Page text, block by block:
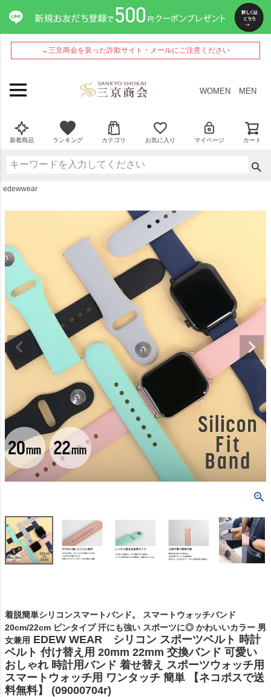
→三京商会を装った詐欺サイト・メールにご注意ください
WOMEN MEN
新着商品 ランキング カテゴリ お気に入り マイページ カート
edewwear
着脱簡単シリコンスマートバンド。 スマートウォッチバンド
20cm/22cm ピンタイプ 汗にも強い スポーツに◎ かわいいカラー 男
女兼用 EDEW WEAR シリコン スポーツベルト 時計
ベルト 付け替え用 20mm 22mm 交換バンド 可愛い
おしゃれ 時計用バンド 着せ替え スポーツウォッチ用
スマートウォッチ用 ワンタッチ 簡単 【ネコポスで送
料無料】 (09000704r)
ペー
ジト
ップ
へ